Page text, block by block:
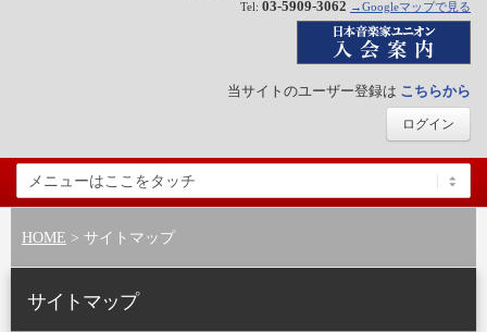
Tel: 03-5909-3062 →Googleマップで見る
当サイトのユーザー登録は こちらから
ログイン
HOME > サイトマップ
サイトマップ